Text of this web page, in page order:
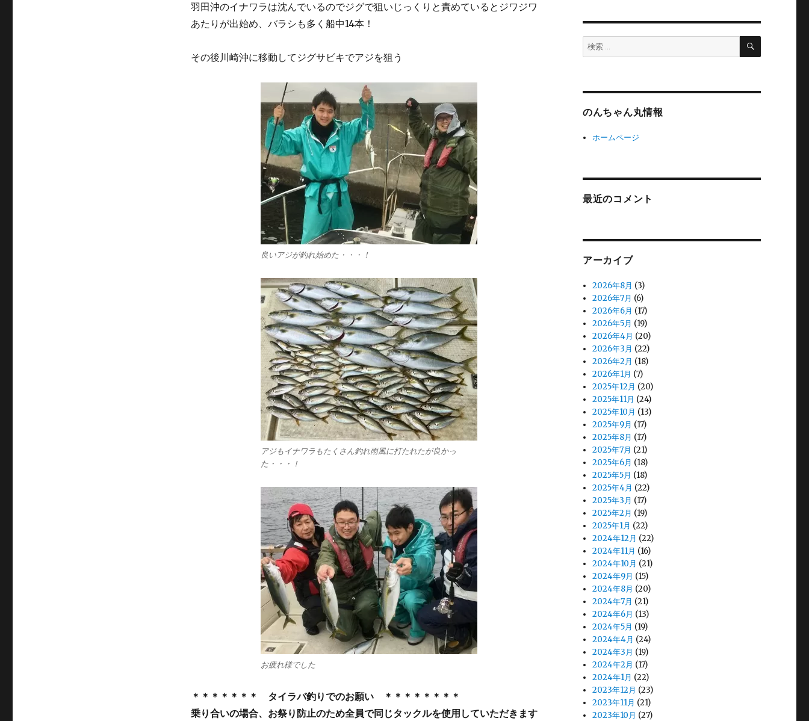
羽田沖のイナワラは沈んでいるのでジグで狙いじっくりと責めているとジワジワ
あたりが出始め、バラシも多く船中14本！
その後川崎沖に移動してジグサビキでアジを狙う
良いアジが釣れ始めた・・・！
アジもイナワラもたくさん釣れ雨風に打たれたが良かっ
た・・・！
お疲れ様でした
＊＊＊＊＊＊＊ タイラバ釣りでのお願い ＊＊＊＊＊＊＊＊
乗り合いの場合、お祭り防止のため全員で同じタックルを使用していただきます
検
索:
検
のんちゃん丸情報
ホームページ
最近のコメント
アーカイブ
2026年8月 (3)
2026年7月 (6)
2026年6月 (17)
2026年5月 (19)
2026年4月 (20)
2026年3月 (22)
2026年2月 (18)
2026年1月 (7)
2025年12月 (20)
2025年11月 (24)
2025年10月 (13)
2025年9月 (17)
2025年8月 (17)
2025年7月 (21)
2025年6月 (18)
2025年5月 (18)
2025年4月 (22)
2025年3月 (17)
2025年2月 (19)
2025年1月 (22)
2024年12月 (22)
2024年11月 (16)
2024年10月 (21)
2024年9月 (15)
2024年8月 (20)
2024年7月 (21)
2024年6月 (13)
2024年5月 (19)
2024年4月 (24)
2024年3月 (19)
2024年2月 (17)
2024年1月 (22)
2023年12月 (23)
2023年11月 (21)
2023年10月 (27)